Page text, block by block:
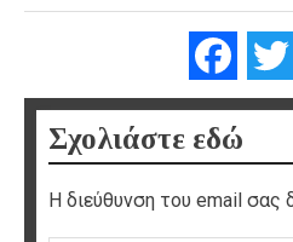
Σχολιάστε εδώ
Η διεύθυνση του email σας